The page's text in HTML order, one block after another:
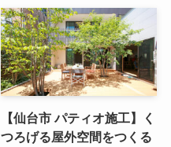
【仙台市 パティオ施工】く
つろげる屋外空間をつくる